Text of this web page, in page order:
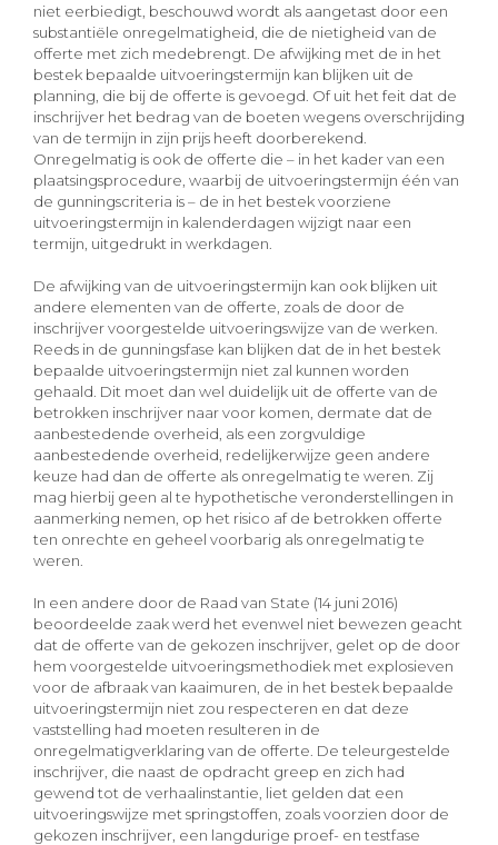
niet eerbiedigt, beschouwd wordt als aangetast door een
substantiële onregelmatigheid, die de nietigheid van de
offerte met zich medebrengt. De afwijking met de in het
bestek bepaalde uitvoeringstermijn kan blijken uit de
planning, die bij de offerte is gevoegd. Of uit het feit dat de
inschrijver het bedrag van de boeten wegens overschrijding
van de termijn in zijn prijs heeft doorberekend.
Onregelmatig is ook de offerte die – in het kader van een
plaatsingsprocedure, waarbij de uitvoeringstermijn één van
de gunningscriteria is – de in het bestek voorziene
uitvoeringstermijn in kalenderdagen wijzigt naar een
termijn, uitgedrukt in werkdagen.
De afwijking van de uitvoeringstermijn kan ook blijken uit
andere elementen van de offerte, zoals de door de
inschrijver voorgestelde uitvoeringswijze van de werken.
Reeds in de gunningsfase kan blijken dat de in het bestek
bepaalde uitvoeringstermijn niet zal kunnen worden
gehaald. Dit moet dan wel duidelijk uit de offerte van de
betrokken inschrijver naar voor komen, dermate dat de
aanbestedende overheid, als een zorgvuldige
aanbestedende overheid, redelijkerwijze geen andere
keuze had dan de offerte als onregelmatig te weren. Zij
mag hierbij geen al te hypothetische veronderstellingen in
aanmerking nemen, op het risico af de betrokken offerte
ten onrechte en geheel voorbarig als onregelmatig te
weren.
In een andere door de Raad van State (14 juni 2016)
beoordeelde zaak werd het evenwel niet bewezen geacht
dat de offerte van de gekozen inschrijver, gelet op de door
hem voorgestelde uitvoeringsmethodiek met explosieven
voor de afbraak van kaaimuren, de in het bestek bepaalde
uitvoeringstermijn niet zou respecteren en dat deze
vaststelling had moeten resulteren in de
onregelmatigverklaring van de offerte. De teleurgestelde
inschrijver, die naast de opdracht greep en zich had
gewend tot de verhaalinstantie, liet gelden dat een
uitvoeringswijze met springstoffen, zoals voorzien door de
gekozen inschrijver, een langdurige proef- en testfase